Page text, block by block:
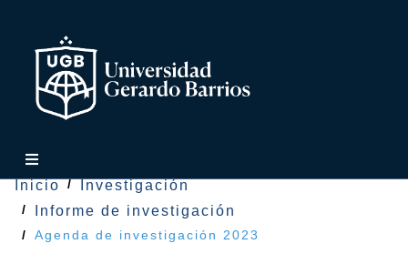
Inicio
Investigación
Informe de investigación
Agenda de investigación 2023